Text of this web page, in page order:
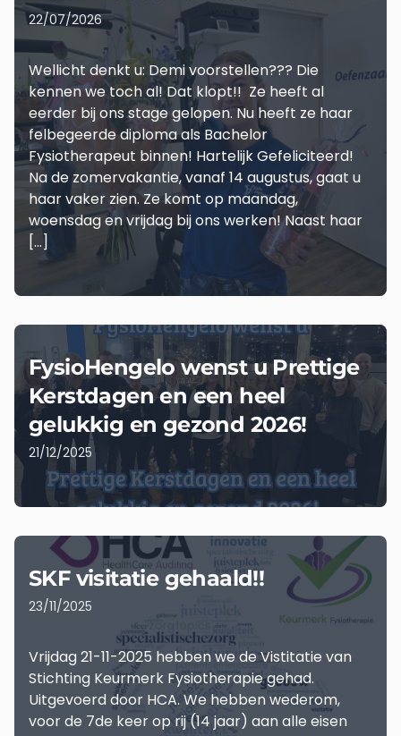
22/07/2026
Wellicht denkt u: Demi voorstellen??? Die
kennen we toch al! Dat klopt!! Ze heeft al
eerder bij ons stage gelopen. Nu heeft ze haar
felbegeerde diploma als Bachelor
Fysiotherapeut binnen! Hartelijk Gefeliciteerd!
Na de zomervakantie, vanaf 14 augustus, gaat u
haar vaker zien. Ze komt op maandag,
woensdag en vrijdag bij ons werken! Naast haar
[…]
FysioHengelo wenst u Prettige
Kerstdagen en een heel
gelukkig en gezond 2026!
21/12/2025
SKF visitatie gehaald!!
23/11/2025
Vrijdag 21-11-2025 hebben we de Vistitatie van
Stichting Keurmerk Fysiotherapie gehad.
Uitgevoerd door HCA. We hebben wederom,
voor de 7de keer op rij (14 jaar) aan alle eisen